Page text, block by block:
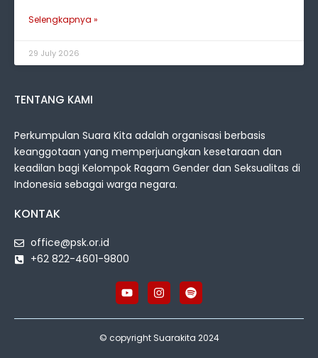
Selengkapnya »
29 July 2026
TENTANG KAMI
Perkumpulan Suara Kita adalah organisasi berbasis
keanggotaan yang memperjuangkan kesetaraan dan
keadilan bagi Kelompok Ragam Gender dan Seksualitas di
Indonesia sebagai warga negara.
KONTAK
office@psk.or.id
+62 822-4601-9800
© copyright Suarakita 2024